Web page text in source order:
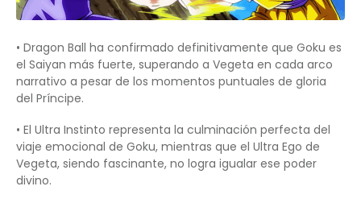
• Dragon Ball ha confirmado definitivamente que Goku es
el Saiyan más fuerte, superando a Vegeta en cada arco
narrativo a pesar de los momentos puntuales de gloria
del Príncipe.
• El Ultra Instinto representa la culminación perfecta del
viaje emocional de Goku, mientras que el Ultra Ego de
Vegeta, siendo fascinante, no logra igualar ese poder
divino.